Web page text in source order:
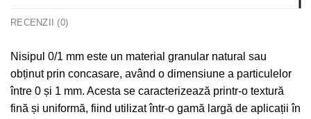
RECENZII (0)
Nisipul 0/1 mm este un material granular natural sau
obținut prin concasare, având o dimensiune a particulelor
între 0 și 1 mm. Acesta se caracterizează printr-o textură
fină și uniformă, fiind utilizat într-o gamă largă de aplicații în